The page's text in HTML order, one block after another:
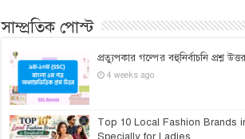
সাম্প্রতিক পোস্ট
প্রত্যুপকার গল্পের বহুনির্বাচনি প্রশ্ন উত্তর
4 weeks ago
Top 10 Local Fashion Brands